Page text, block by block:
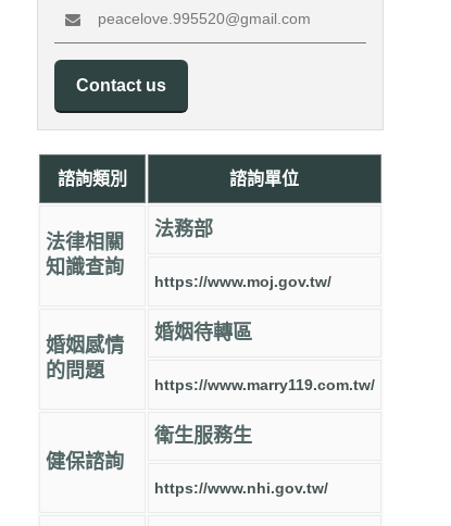
peacelove.995520@gmail.com
Contact us
諮詢類別 諮詢單位
法律相關
知識查詢
法務部
https://www.moj.gov.tw/
婚姻感情
的問題
婚姻待轉區
https://www.marry119.com.tw/
健保諮詢
衛生服務生
https://www.nhi.gov.tw/